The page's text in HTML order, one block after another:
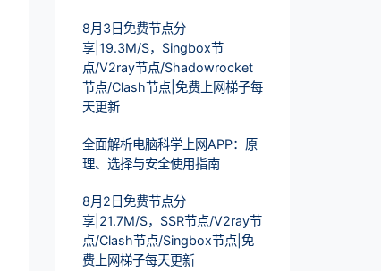
8月3日免费节点分
享|19.3M/S，Singbox节
点/V2ray节点/Shadowrocket
节点/Clash节点|免费上网梯子每
天更新
全面解析电脑科学上网APP：原
理、选择与安全使用指南
8月2日免费节点分
享|21.7M/S，SSR节点/V2ray节
点/Clash节点/Singbox节点|免
费上网梯子每天更新